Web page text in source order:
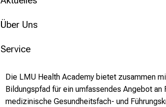
Über Uns
Service
Die LMU Health Academy bietet zusammen
Bildungspfad für ein umfassendes Angebot
medizinische Gesundheitsfach- und